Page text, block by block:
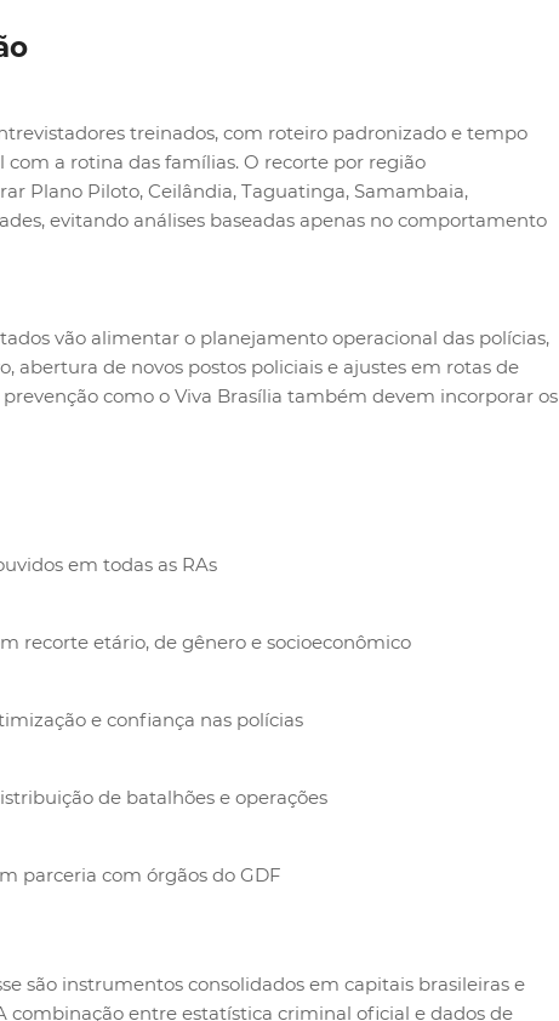
treinados, com roteiro padronizado e tempo
a rotina das famílias. O recorte por região
Plano Piloto, Ceilândia, Taguatinga, Samambaia,
evitando análises baseadas apenas no comportamento
vão alimentar o planejamento operacional das polícias,
abertura de novos postos policiais e ajustes em rotas de
como o Viva Brasília também devem incorporar os
em todas as RAs
recorte etário, de gênero e socioeconômico
e confiança nas polícias
de batalhões e operações
parceria com órgãos do GDF
são instrumentos consolidados em capitais brasileiras e
combinação entre estatística criminal oficial e dados de